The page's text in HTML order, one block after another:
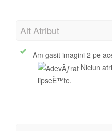
Alt Atribut
Am gasit imagini 2 pe
Niciun
lipseÈ™te.